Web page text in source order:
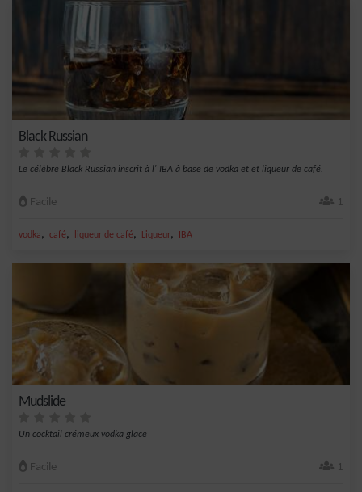
Black Russian
Le célèbre Black Russian inscrit à l' IBA à base de vodka et et liqueur de café.
Facile 1
vodka, café, liqueur de café, Liqueur, IBA
Mudslide
Un cocktail crémeux vodka glace
Facile 1